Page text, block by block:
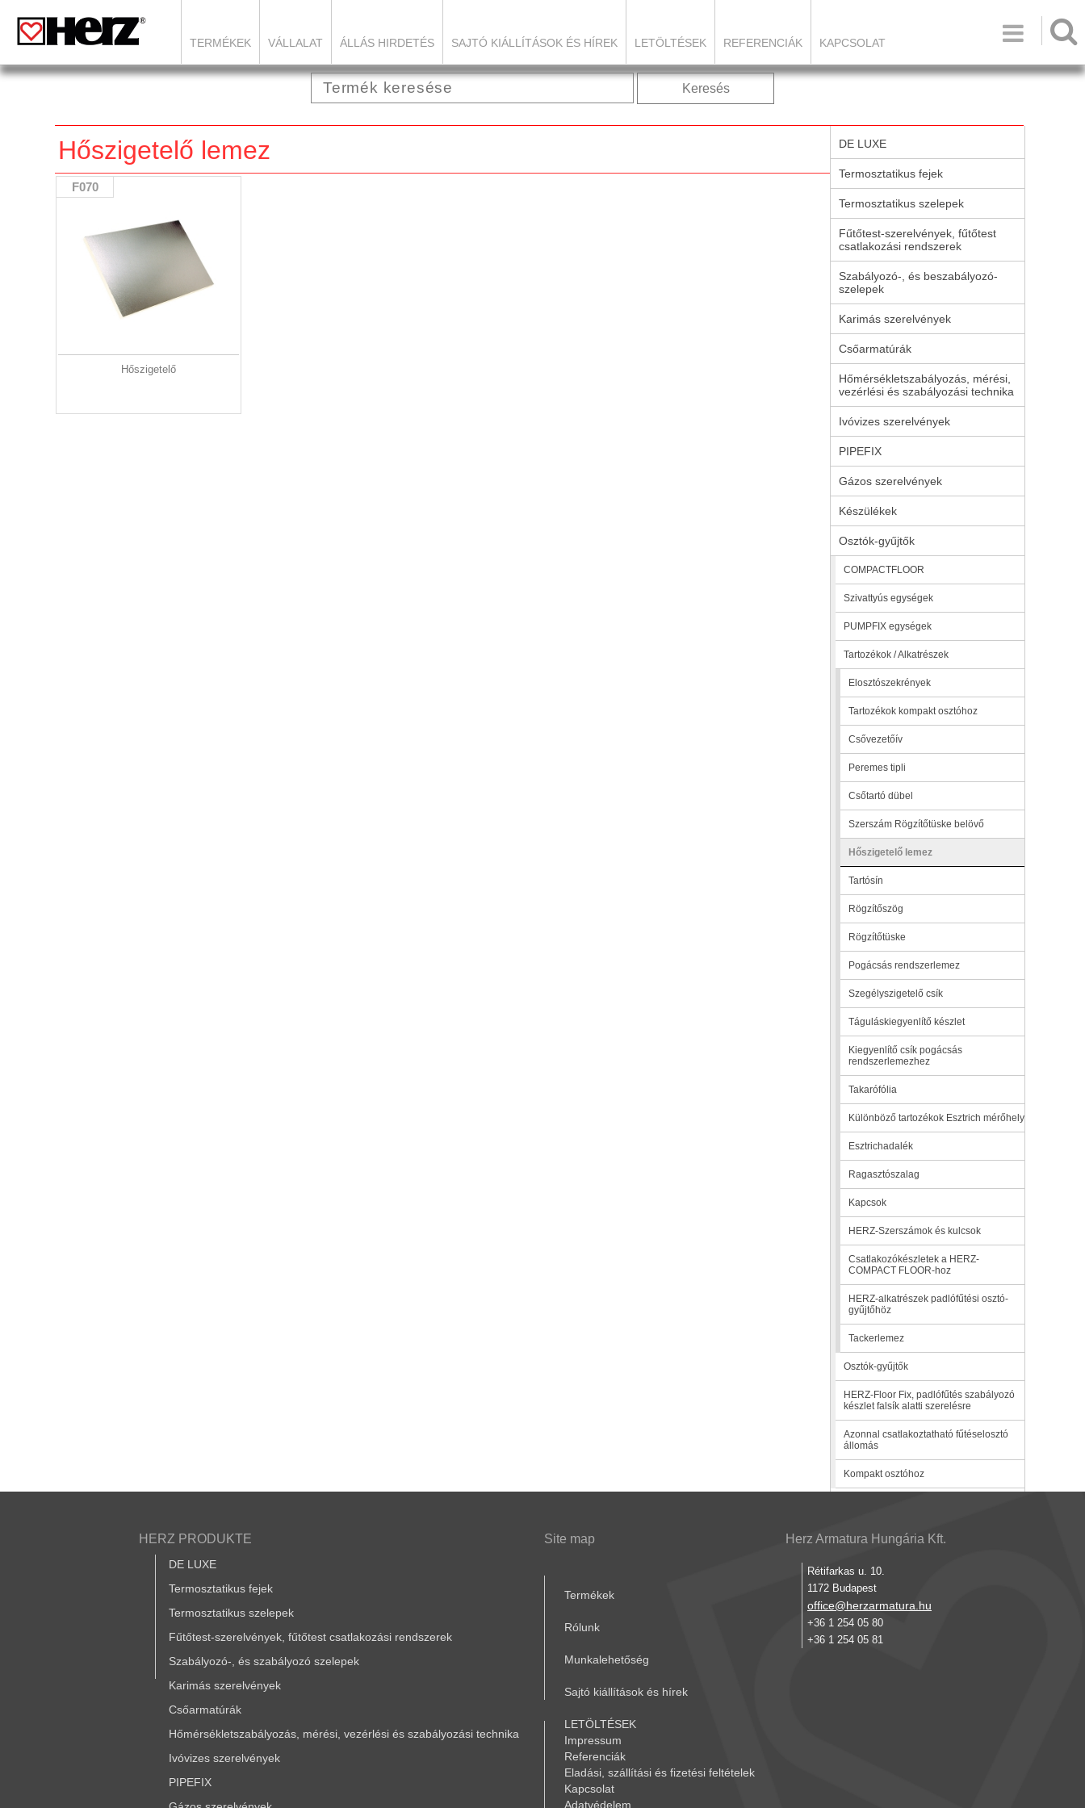

TERMÉKEK VÁLLALAT ÁLLÁS HIRDETÉS SAJTÓ KIÁLLÍTÁSOK ÉS HÍREK LETÖLTÉSEK REFERENCIÁK KAPCSOLAT
Keresés
Hőszigetelő lemez
F070
Hőszigetelő
DE LUXE
Termosztatikus fejek
Termosztatikus szelepek
Fűtőtest-szerelvények, fűtőtest
csatlakozási rendszerek
Szabályozó-, és beszabályozó-
szelepek
Karimás szerelvények
Csőarmatúrák
Hőmérsékletszabályozás, mérési,
vezérlési és szabályozási technika
Ivóvizes szerelvények
PIPEFIX
Gázos szerelvények
Készülékek
Osztók-gyűjtők
COMPACTFLOOR
Szivattyús egységek
PUMPFIX egységek
Tartozékok / Alkatrészek
Elosztószekrények
Tartozékok kompakt osztóhoz
Csővezetőív
Peremes tipli
Csőtartó dübel
Szerszám Rögzítőtüske belövő
Hőszigetelő lemez
Tartósín
Rögzítőszög
Rögzítőtüske
Pogácsás rendszerlemez
Szegélyszigetelő csík
Táguláskiegyenlítő készlet
Kiegyenlítő csík pogácsás
rendszerlemezhez
Takarófólia
Különböző tartozékok Esztrich mérőhely
Esztrichadalék
Ragasztószalag
Kapcsok
HERZ-Szerszámok és kulcsok
Csatlakozókészletek a HERZ-
COMPACT FLOOR-hoz
HERZ-alkatrészek padlófűtési osztó-
gyűjtőhöz
Tackerlemez
Osztók-gyűjtők
HERZ-Floor Fix, padlófűtés szabályozó
készlet falsík alatti szerelésre
Azonnal csatlakoztatható fűtéselosztó
állomás
Kompakt osztóhoz
HERZ PRODUKTE
DE LUXE
Termosztatikus fejek
Termosztatikus szelepek
Fűtőtest-szerelvények, fűtőtest csatlakozási rendszerek
Szabályozó-, és szabályozó szelepek
Karimás szerelvények
Csőarmatúrák
Hőmérsékletszabályozás, mérési, vezérlési és szabályozási technika
Ivóvizes szerelvények
PIPEFIX
Site map
Termékek
Rólunk
Munkalehetőség
Sajtó kiállítások és hírek
LETÖLTÉSEK
Referenciák
Kapcsolat
Impressum
Eladási, szállítási és fizetési feltételek
Adatvédelem
Herz Armatura Hungária Kft.
Rétifarkas u. 10.
1172 Budapest
office@herzarmatura.hu
+36 1 254 05 80
+36 1 254 05 81